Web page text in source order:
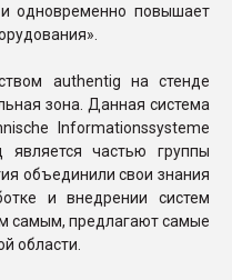
одновременно повышает
authentig на стенде
зона. Данная система
Informationssysteme
является частью группы
объединили свои знания
и внедрении систем
самым, предлагают самые
области.